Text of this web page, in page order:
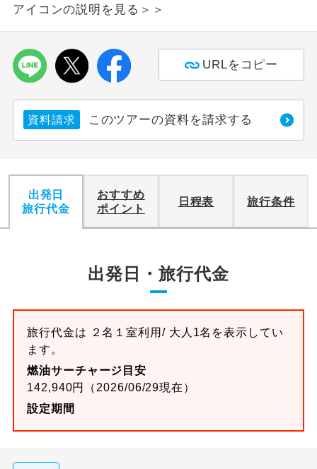
アイコンの説明を見る＞＞
URLをコピー
資料請求 このツアーの資料を請求する
出発日
旅行代金
おすすめ
ポイント
日程表 旅行条件
出発日・旅行代金
旅行代金は ２名１室利用/ 大人1名を表示してい
ます。
燃油サーチャージ目安
142,940円（2026/06/29現在）
設定期間